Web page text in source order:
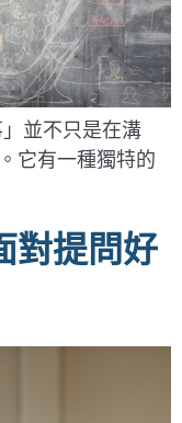
並不只是在溝
它有一種獨特的
對提問好